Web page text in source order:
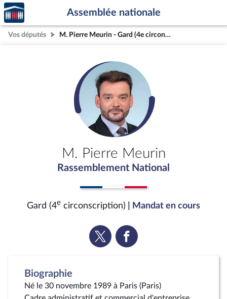
Aller au contenu
Aller en bas de la page
Accèder
à la
page
d'accueil
Assemblée nationale
Vos députés M. Pierre Meurin - Gard (4e circonscription)
M. Pierre Meurin
Rassemblement National
Gard (4e circonscription) | Mandat en cours
Voir
la
Voir
la
Biographie
Né le 30 novembre 1989 à Paris (Paris)